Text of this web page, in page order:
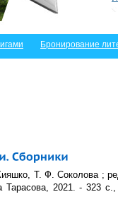
Бронирование
Т. Ф. Соколова ;
2021. - 323